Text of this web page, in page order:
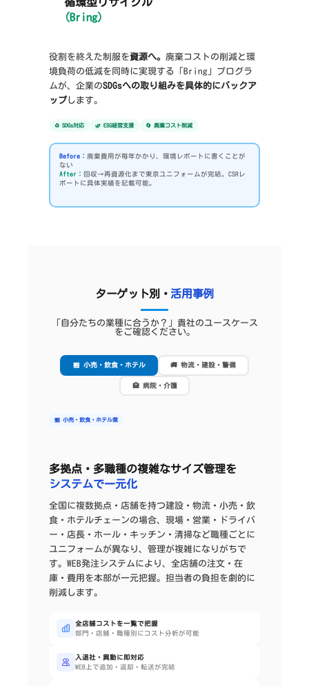
(Bring)
役割を終えた制服を資源へ。 廃棄コストの削減と環
境負荷の低減を同時に実現する「Bring」プログラ
ムが、企業のSDGsへの取り組みを具体的にバックア
ップします。
♻️ SDGs対応 🌿 ESG経営支援 🔄 廃棄コスト削減
Before： 廃棄費用が毎年かかり、環境レポートに書くことが
ない
After： 回収→再資源化まで東京ユニフォームが完結。CSRレ
ポートに具体実績を記載可能。
ターゲット別・ 活用事例
「自分たちの業種に合うか？」貴社のユースケース
をご確認ください。
🏪 小売・飲食・ホテル 🚚 物流・建設・警備
🏥 病院・介護
🏪 小売・飲食・ホテル業
多拠点・多職種の複雑なサイズ管理を
システムで一元化
全国に複数拠点・店舗を持つ建設・物流・小売・飲
食・ホテルチェーンの場合、現場・営業・ドライバ
ー・店長・ホール・キッチン・清掃など職種ごとに
ユニフォームが異なり、管理が複雑になりがちで
す。WEB発注システムにより、全店舗の注文・在
庫・費用を本部が一元把握。担当者の負担を劇的に
削減します。
全店舗コストを一覧で把握
部門・店舗・職種別にコスト分析が可能
入退社・異動に即対応
WEB上で追加・返却・転送が完結